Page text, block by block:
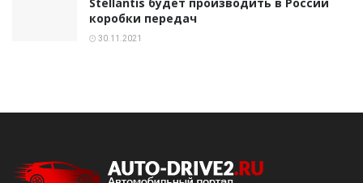
коробки передач
30.11.2021